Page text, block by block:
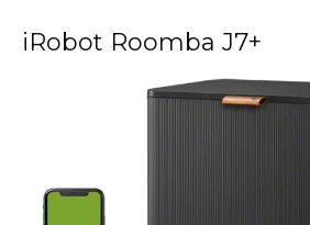
iRobot Roomba J7+